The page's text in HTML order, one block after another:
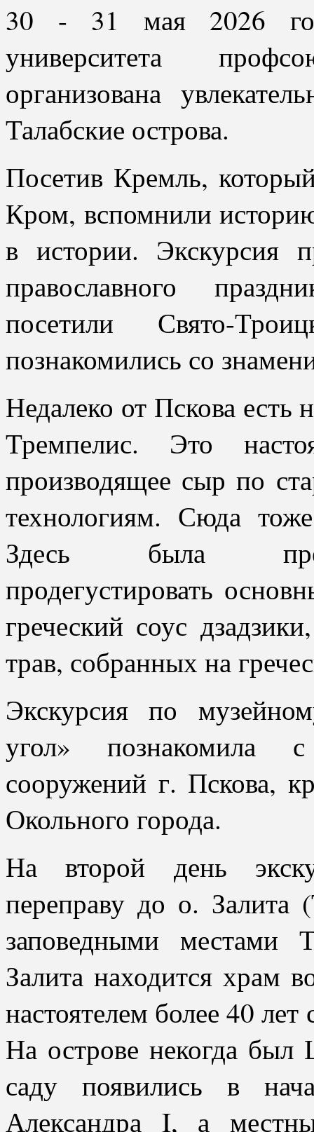
30 - 31 мая 2026
университета
организована
Талабские острова.
Посетив Кремль,
Кром, вспомнили
в истории. Экскурсия
православного
посетили Свято-
познакомились со
Недалеко от Пскова есть
Тремпелис. Это
производящее сыр по
технологиям. Сюда
Здесь была
продегустировать
греческий соус
трав, собранных на
Экскурсия по
угол» познакомила
сооружений г. Пскова,
Окольного города.
На второй день
переправу до о. Залита
заповедными местами
Залита находится храм
настоятелем более 40
На острове некогда был
саду появились в
Александра I, а